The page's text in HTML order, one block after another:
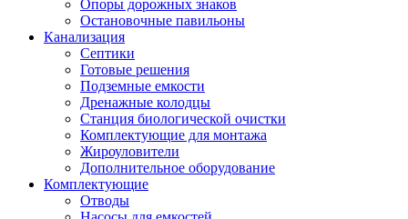
Опоры дорожных знаков
Остановочные павильоны
Канализация
Септики
Готовые решения
Подземные емкости
Дренажные колодцы
Станция биологической очистки
Комплектующие для монтажа
Жироуловители
Дополнительное оборудование
Комплектующие
Отводы